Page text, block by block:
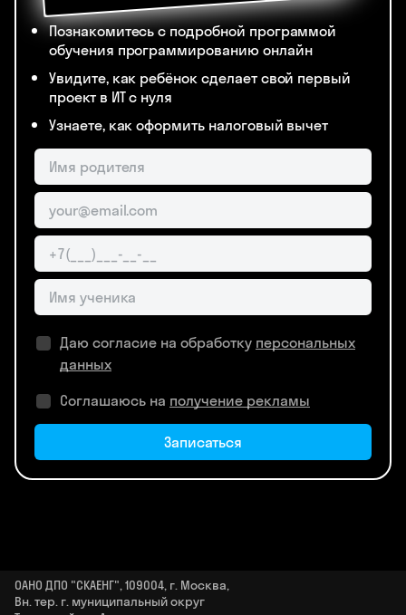
Познакомитесь с подробной программой
обучения программированию онлайн
Увидите, как ребёнок сделает свой первый
проект в ИТ с нуля
Узнаете, как оформить налоговый вычет
Даю согласие на обработку персональных
данных
Соглашаюсь на получение рекламы
Записаться
ОАНО ДПО "СКАЕНГ", 109004, г. Москва,
Вн. тер. г. муниципальный округ